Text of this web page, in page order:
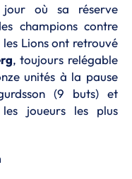
jour où sa réserve
champions contre
Lions ont retrouvé
, toujours relégable
unités à la pause
(9 buts) et
joueurs les plus